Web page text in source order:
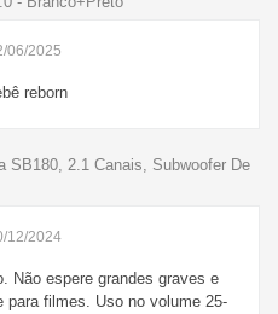
06/2025
reborn
SB180, 2.1 Canais, Subwoofer De
12/2024
Não espere grandes graves e
filmes. Uso no volume 25-